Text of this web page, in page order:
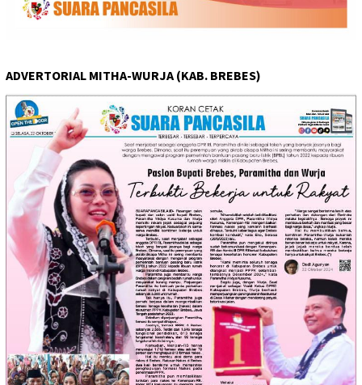
ADVERTORIAL MITHA-WURJA (KAB. BREBES)